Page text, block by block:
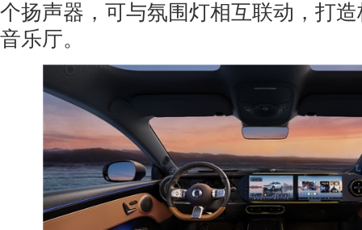
个扬声器，可与氛围灯相互联动，打
音乐厅。